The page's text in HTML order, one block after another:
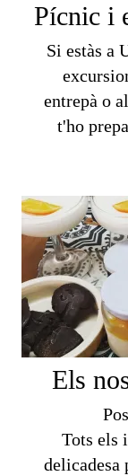
Pícnic i
Si estàs a
entrepà o
t'ho
Els
Tots els
delicadesa